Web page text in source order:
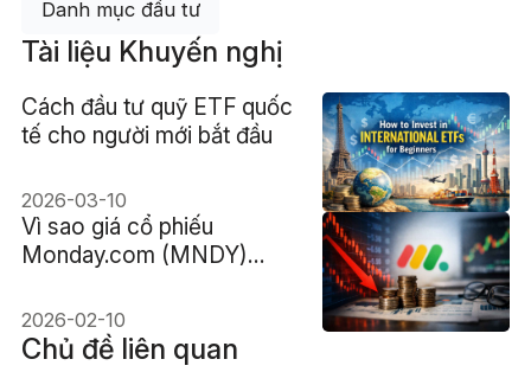
Danh mục đầu tư
Tài liệu Khuyến nghị
Cách đầu tư quỹ ETF quốc
tế cho người mới bắt đầu
2026-03-10
Vì sao giá cổ phiếu
Monday.com (MNDY)
báo
2026-02-10
Chủ đề liên quan